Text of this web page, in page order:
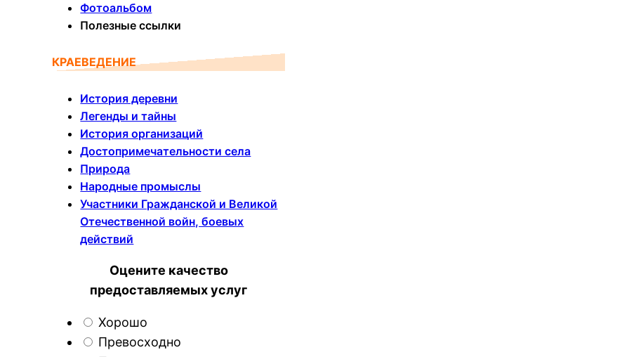
Фотоальбом
Полезные ссылки
КРАЕВЕДЕНИЕ
История деревни
Легенды и тайны
История организаций
Достопримечательности села
Природа
Народные промыслы
Участники Гражданской и Великой
Отечественной войн, боевых
действий
Оцените качество
предоставляемых услуг
Хорошо
Превосходно